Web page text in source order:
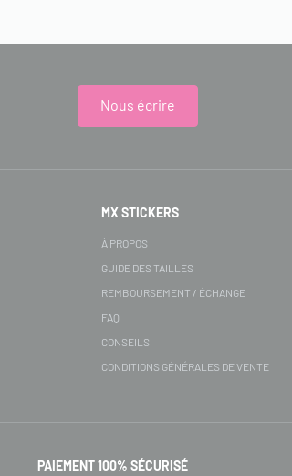
Nous écrire
MX STICKERS
À PROPOS
GUIDE DES TAILLES
REMBOURSEMENT / ÉCHANGE
FAQ
CONSEILS
CONDITIONS GÉNÉRALES DE VENTE
PAIEMENT 100% SÉCURISÉ